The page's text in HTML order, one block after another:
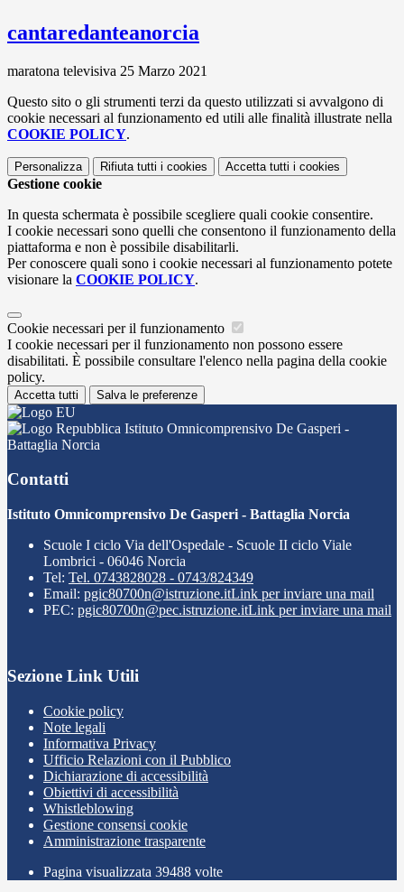
cantaredanteanorcia
maratona televisiva 25 Marzo 2021
Questo sito o gli strumenti terzi da questo utilizzati si avvalgono di
cookie necessari al funzionamento ed utili alle finalità illustrate nella
COOKIE POLICY.
Personalizza Rifiuta tutti i cookies Accetta tutti i cookies
Gestione cookie
In questa schermata è possibile scegliere quali cookie consentire.
I cookie necessari sono quelli che consentono il funzionamento della
piattaforma e non è possibile disabilitarli.
Per conoscere quali sono i cookie necessari al funzionamento potete
visionare la COOKIE POLICY.
Cookie necessari per il funzionamento
I cookie necessari per il funzionamento non possono essere
disabilitati. È possibile consultare l'elenco nella pagina della cookie
policy.
Accetta tutti Salva le preferenze
Istituto Omnicomprensivo De Gasperi -
Battaglia Norcia
Contatti
Istituto Omnicomprensivo De Gasperi - Battaglia Norcia
Scuole I ciclo Via dell'Ospedale - Scuole II ciclo Viale
Lombrici - 06046 Norcia
Tel: Tel. 0743828028 - 0743/824349
Email: pgic80700n@istruzione.itLink per inviare una mail
PEC: pgic80700n@pec.istruzione.itLink per inviare una mail
Sezione Link Utili
Cookie policy
Note legali
Informativa Privacy
Ufficio Relazioni con il Pubblico
Dichiarazione di accessibilità
Obiettivi di accessibilità
Whistleblowing
Gestione consensi cookie
Amministrazione trasparente
Pagina visualizzata 39488 volte